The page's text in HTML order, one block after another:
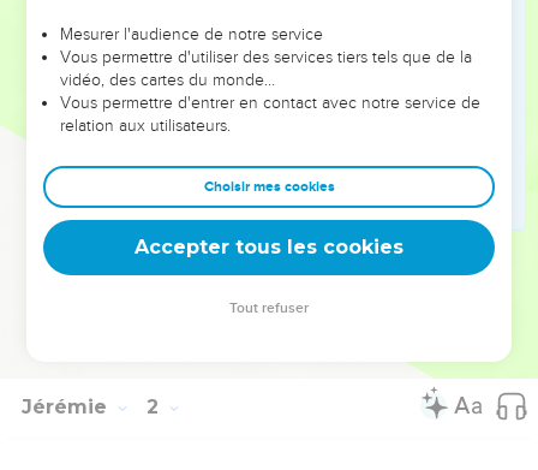
offert des parfums à d'autres dieux et se sont prosternés
devant l'ouvrage de leurs mains.
Toi donc, ceins tes reins, lève-toi, et dis-leur tout ce que je
te commanderai. Ne tremble pas devant eux, de peur que je
ne te mette en pièces en leur présence.
Car voici, je t'établis aujourd'hui comme une ville forte,
comme une colonne de fer, et comme une muraille d'airain
contre tout le pays : contre les rois de Juda, contre ses chefs,
Jérémie 2
Mesurer l'audience de notre service
Vous permettre d'utiliser des services tiers tels que de la
vidéo, des cartes du monde…
Vous permettre d'entrer en contact avec notre service de
relation aux utilisateurs.
Choisir mes cookies
Accepter tous les cookies
Tout refuser